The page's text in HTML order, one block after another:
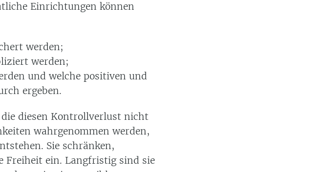
Einrichtungen können
werden;
werden;
und welche positiven und
ergeben.
diesen Kontrollverlust nicht
wahrgenommen werden,
Sie schränken,
Freiheit ein. Langfristig sind sie